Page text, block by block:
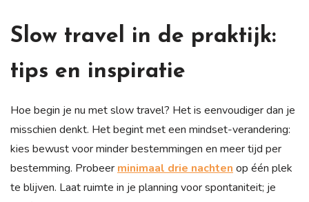
Slow travel in de praktijk:
tips en inspiratie
Hoe begin je nu met slow travel? Het is eenvoudiger dan je
misschien denkt. Het begint met een mindset-verandering:
kies bewust voor minder bestemmingen en meer tijd per
bestemming. Probeer minimaal drie nachten op één plek
te blijven. Laat ruimte in je planning voor spontaniteit; je